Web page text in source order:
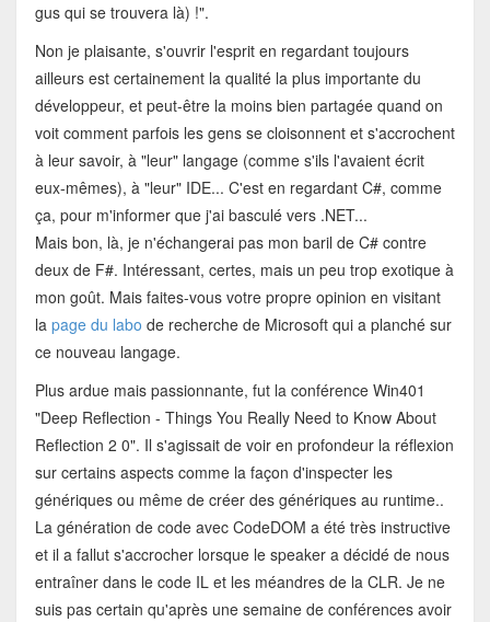
gus qui se trouvera là) !".
Non je plaisante, s'ouvrir l'esprit en regardant toujours
ailleurs est certainement la qualité la plus importante du
développeur, et peut-être la moins bien partagée quand on
voit comment parfois les gens se cloisonnent et s'accrochent
à leur savoir, à "leur" langage (comme s'ils l'avaient écrit
eux-mêmes), à "leur" IDE... C'est en regardant C#, comme
ça, pour m'informer que j'ai basculé vers .NET...
Mais bon, là, je n'échangerai pas mon baril de C# contre
deux de F#. Intéressant, certes, mais un peu trop exotique à
mon goût. Mais faites-vous votre propre opinion en visitant
la page du labo de recherche de Microsoft qui a planché sur
ce nouveau langage.
Plus ardue mais passionnante, fut la conférence Win401
"Deep Reflection - Things You Really Need to Know About
Reflection 2 0". Il s'agissait de voir en profondeur la réflexion
sur certains aspects comme la façon d'inspecter les
génériques ou même de créer des génériques au runtime..
La génération de code avec CodeDOM a été très instructive
et il a fallut s'accrocher lorsque le speaker a décidé de nous
entraîner dans le code IL et les méandres de la CLR. Je ne
suis pas certain qu'après une semaine de conférences avoir